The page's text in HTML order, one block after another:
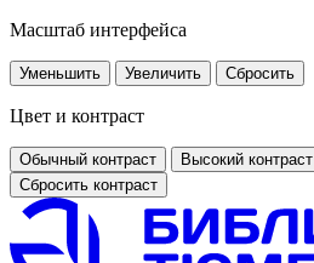
Масштаб интерфейса
Уменьшить Увеличить Сбросить
Цвет и контраст
Обычный контраст Высокий контраст
Сбросить контраст